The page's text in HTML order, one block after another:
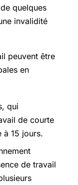
quelques
invalidité
peuvent être
en
qui
de courte
à 15 jours.
de travail